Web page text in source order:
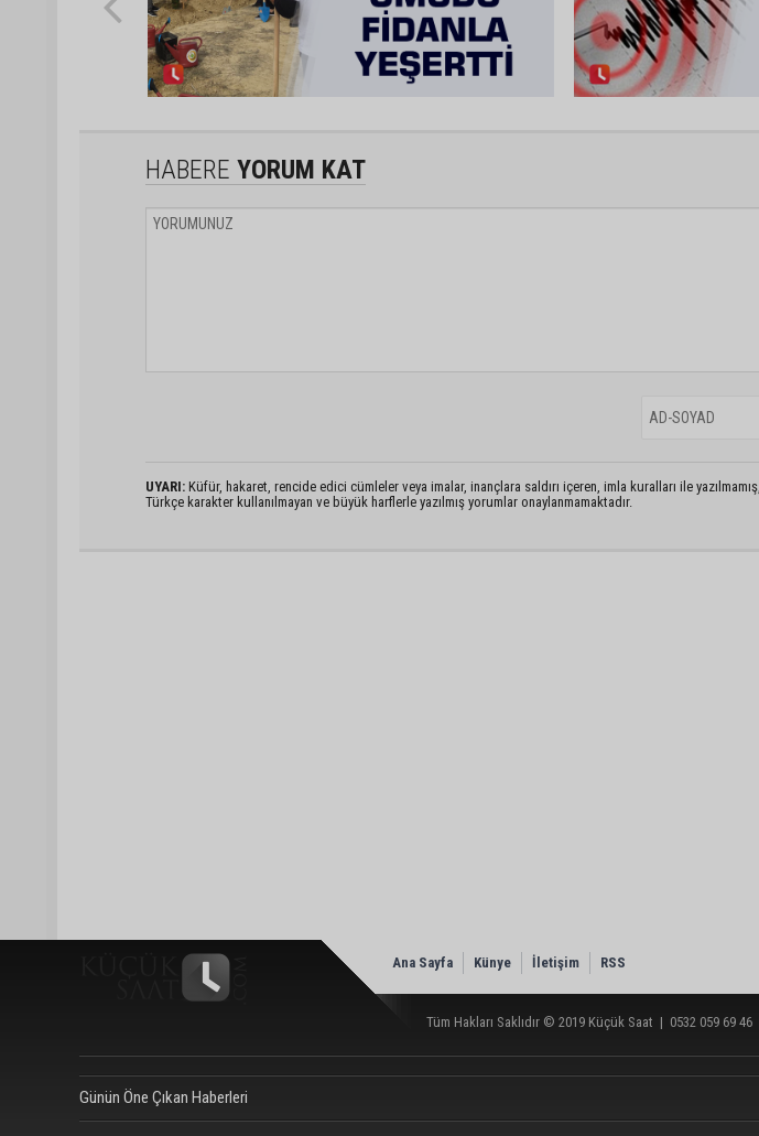
HABERE YORUM KAT
UYARI: Küfür, hakaret, rencide edici cümleler veya imalar, inançlara saldırı içeren, imla kuralları ile yazılmamış,
Türkçe karakter kullanılmayan ve büyük harflerle yazılmış yorumlar onaylanmamaktadır.
Ana Sayfa Künye İletişim RSS
Tüm Hakları Saklıdır © 2019 Küçük Saat | 0532 059 69 46
Günün Öne Çıkan Haberleri